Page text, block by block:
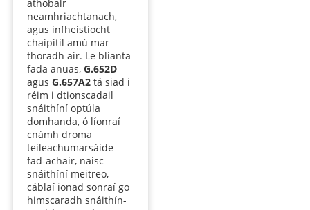
athobair
neamhriachtanach,
agus infheistíocht
chaipitil amú mar
thoradh air. Le blianta
fada anuas, G.652D
agus G.657A2tá siad i
réim i dtionscadail
snáithíní optúla
domhanda, ó líonraí
cnámh droma
teileachumarsáide
fad-achair, naisc
snáithíní meitreo,
cáblaí ionad sonraí go
himscaradh snáithín-